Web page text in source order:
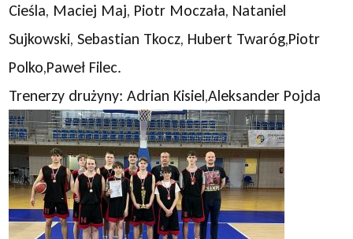
Cieśla, Maciej Maj, Piotr Moczała, Nataniel
Sujkowski, Sebastian Tkocz, Hubert Twaróg,Piotr
Polko,Paweł Filec.
Trenerzy drużyny: Adrian Kisiel,Aleksander Pojda